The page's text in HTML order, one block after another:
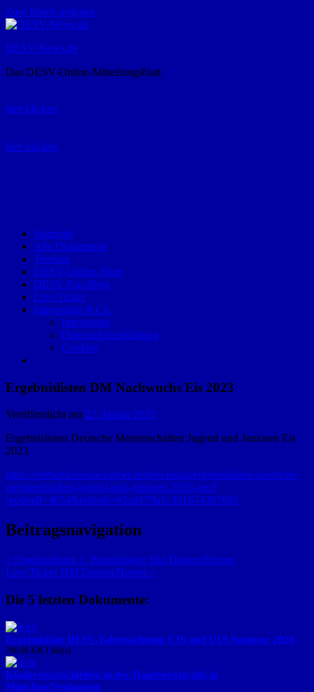
Zum Inhalt springen
DESV-News.de
Das DESV-Online-Mitteilungsblatt
hier klicken
hier klicken
Startseite
Alle Dokumente
Termine
DESV-Online-Shop
DESV-Fan-Shop
Live-Ticker
Impressum & Co.
Impressum
Datenschutzerklärung
Cookies
Ergebnislisten DM Nachwuchs Eis 2023
Veröffentlicht am 22. Januar 2023
Ergebnislisten Deutsche Meisterschaften Jugend und Junioren Eis
2023
https://verband.eisstocksport.de/download/ergebnislisten-deutsche-
meisterschaften-jugend-und-junioren-2023-eis/?
wpdmdl=4054&refresh=63cd47ffa1c341674397695
Beitragsnavigation
« Ergebnislisten 1. Bundesligen Süd Damen/Herren
Live-Ticker DM Damen/Herren »
Die 5 letzten Dokumente:
Ergebnisliste DESV-Talentsichtung U16 und U19 Sommer 2026
290.98 KB 1 file(s)
Kinderstockschießen in der Hanebergstraße in
München/Neuhausen